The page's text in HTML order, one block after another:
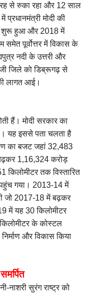
से रुका रहा और 12 साल
प्रधानमंत्री मोदी की
शुरू हुआ और 2018 में
समेत पूर्वोत्तर में विकास के
नदी के उत्तरी और
जिले को डिब्रूगढ़ से
लागत आई।
हैं। मोदी सरकार का
यह इससे पता चलता है
का बजट जहां 32,483
1,16,324 करोड़
तक विस्तारित
गया। 2013-14 में
जो 2017-18 में बढ़कर
में यह 30 किलोमीटर
के कोस्टल
और विकास किया
नाशरी सुरंग राष्ट्र को